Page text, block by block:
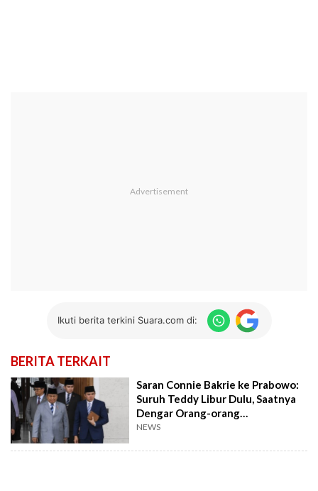
Ikuti berita terkini Suara.com di:
BERITA TERKAIT
Saran Connie Bakrie ke Prabowo:
Suruh Teddy Libur Dulu, Saatnya
Dengar Orang-orang
Berpengalaman
NEWS